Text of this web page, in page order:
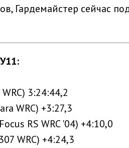
Гардемайстер сейчас
3:24:44,2
WRC) +3:27,3
RS WRC '04) +4:10,0
WRC) +4:24,3